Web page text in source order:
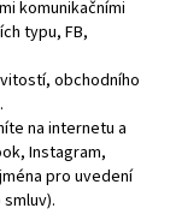
komunikačními
typu, FB,
obchodního
na internetu a
Instagram,
pro uvedení